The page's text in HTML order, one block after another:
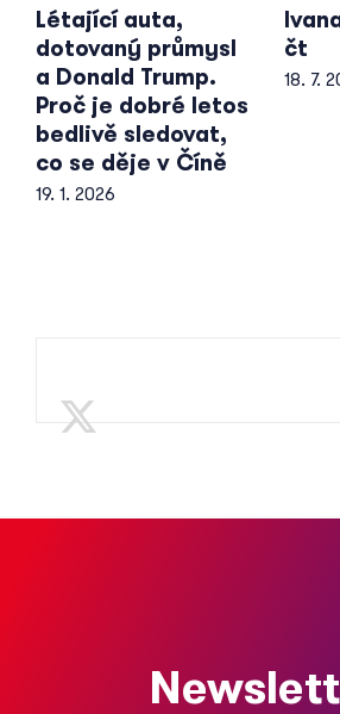
Létající auta,
dotovaný průmysl
a Donald Trump.
Proč je dobré letos
bedlivě sledovat,
co se děje v Číně
19. 1. 2026
čt
18. 7.